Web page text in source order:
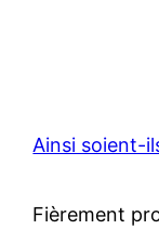
Ainsi soient-
Fièrement